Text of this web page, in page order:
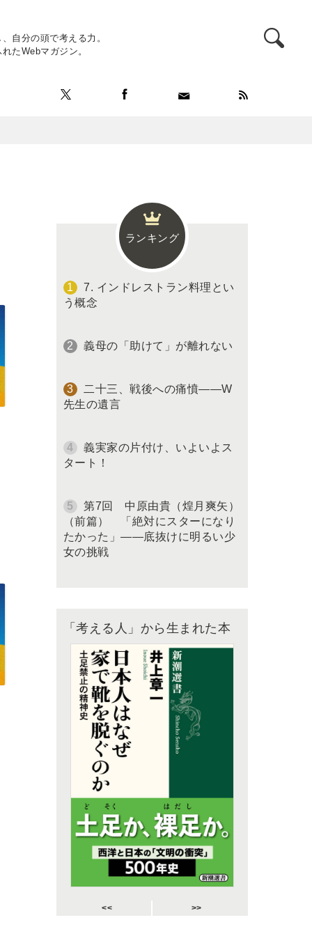
自分の頭で考える力。
たWebマガジン。
ランキング
7. インドレストラン料理とい
う概念
義母の「助けて」が離れない
二十三、戦後への痛憤――W
先生の遺言
義実家の片付け、いよいよス
タート！
第7回 中原由貴（煌月爽矢）
（前篇） 「絶対にスターになり
たかった」――底抜けに明るい少
女の挑戦
「考える人」から生まれた本
<< >>